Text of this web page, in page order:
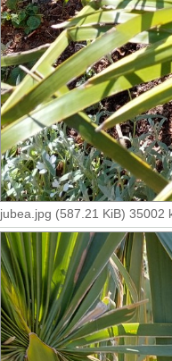
jubea.jpg (587.21 KiB) 35002